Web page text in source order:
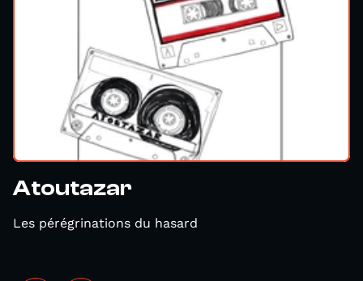
Atoutazar
Les pérégrinations du hasard